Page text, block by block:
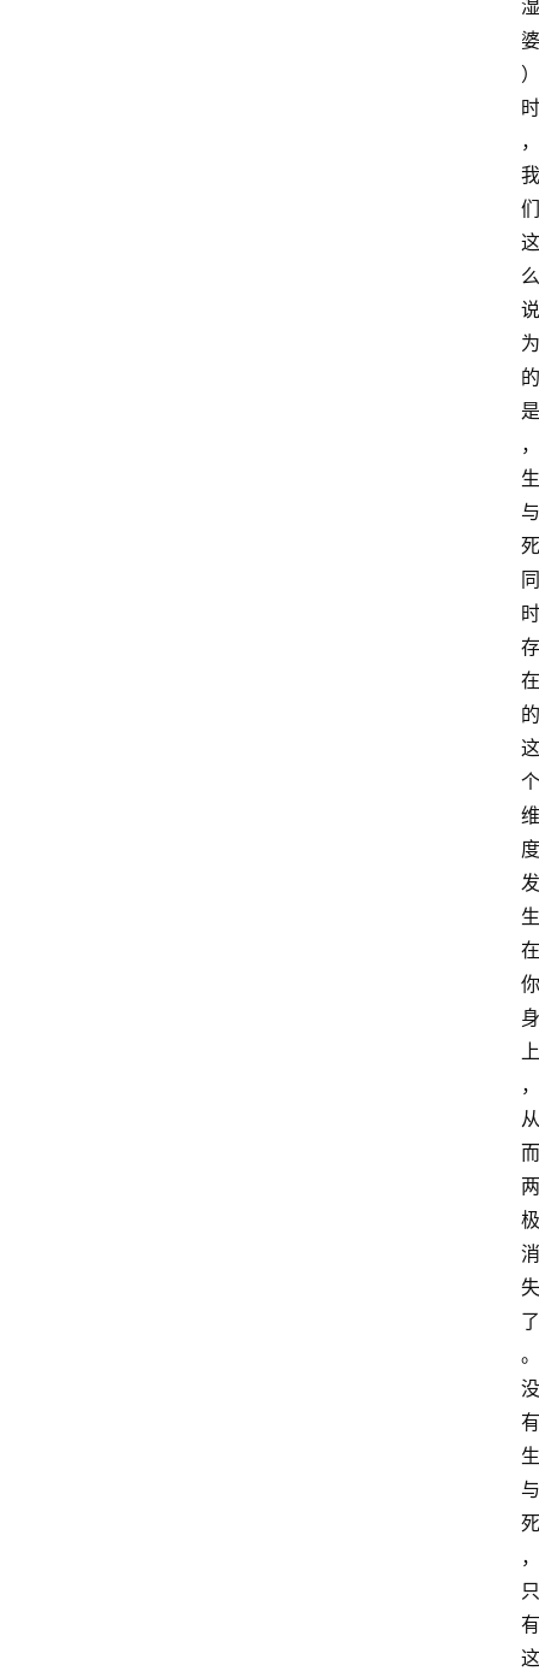
湿
婆
）
时
，
我
们
这
么
说
为
的
是
，
生
与
死
同
时
存
在
的
这
个
维
度
发
生
在
你
身
上
，
从
而
两
极
消
失
了
。
没
有
生
与
死
，
只
有
这